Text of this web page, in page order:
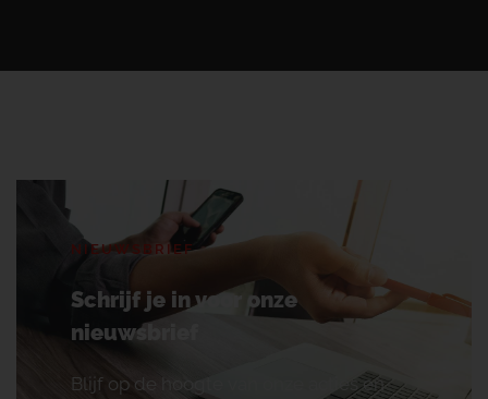
NIEUWSBRIEF
Schrijf je in voor onze
nieuwsbrief
Blijf op de hoogte van onze acties en